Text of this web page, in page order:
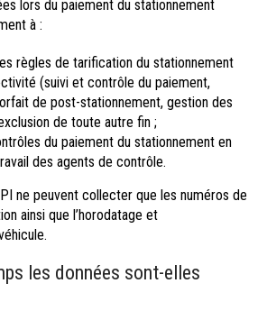
lors du paiement du stationnement
à :
règles de tarification du stationnement
(suivi et contrôle du paiement,
de post-stationnement, gestion des
de toute autre fin ;
du paiement du stationnement en
des agents de contrôle.
ne peuvent collecter que les numéros de
ainsi que l’horodatage et
les données sont-elles